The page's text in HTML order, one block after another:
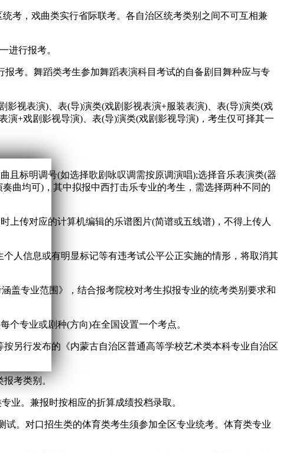
考，戏曲类实行省际联考。各自治区统考类别之间不可互相兼
进行报考。
考。舞蹈类考生参加舞蹈表演科目考试的自备剧目舞种应与专
视表演)、表(导)演类(戏剧影视表演+服装表演)、表(导)演类(戏
演+戏剧影视导演)、表(导)演类(戏剧影视导演)，考生仅可择其一
且标明调号(如选择歌剧咏叹调需按原调演唱);选择音乐表演类(器
曲均可)，其中拟报中西打击乐专业的考生，需选择两种不同的
上传对应的计算机编辑的乐谱图片(简谱或五线谱)，不得上传人
人信息或有明显标记等有违考试公平公正实施的情形，将取消其
盖专业范围》，结合报考院校对考生拟报专业的统考类别要求和
个专业或剧种(方向)在全国设置一个考点。
另行发布的《内蒙古自治区普通高等学校艺术类本科专业自治区
考类别。
业。兼报时按相应的折算成绩投档录取。
。对口招生类的体育类考生须参加全区专业统考。体育类专业